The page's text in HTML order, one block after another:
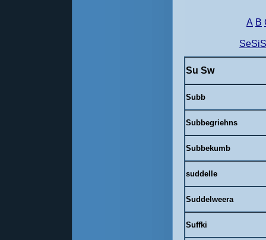
A B
Su Sw
Subb
Subbegriehns
Subbekumb
suddelle
Suddelweera
Suffki